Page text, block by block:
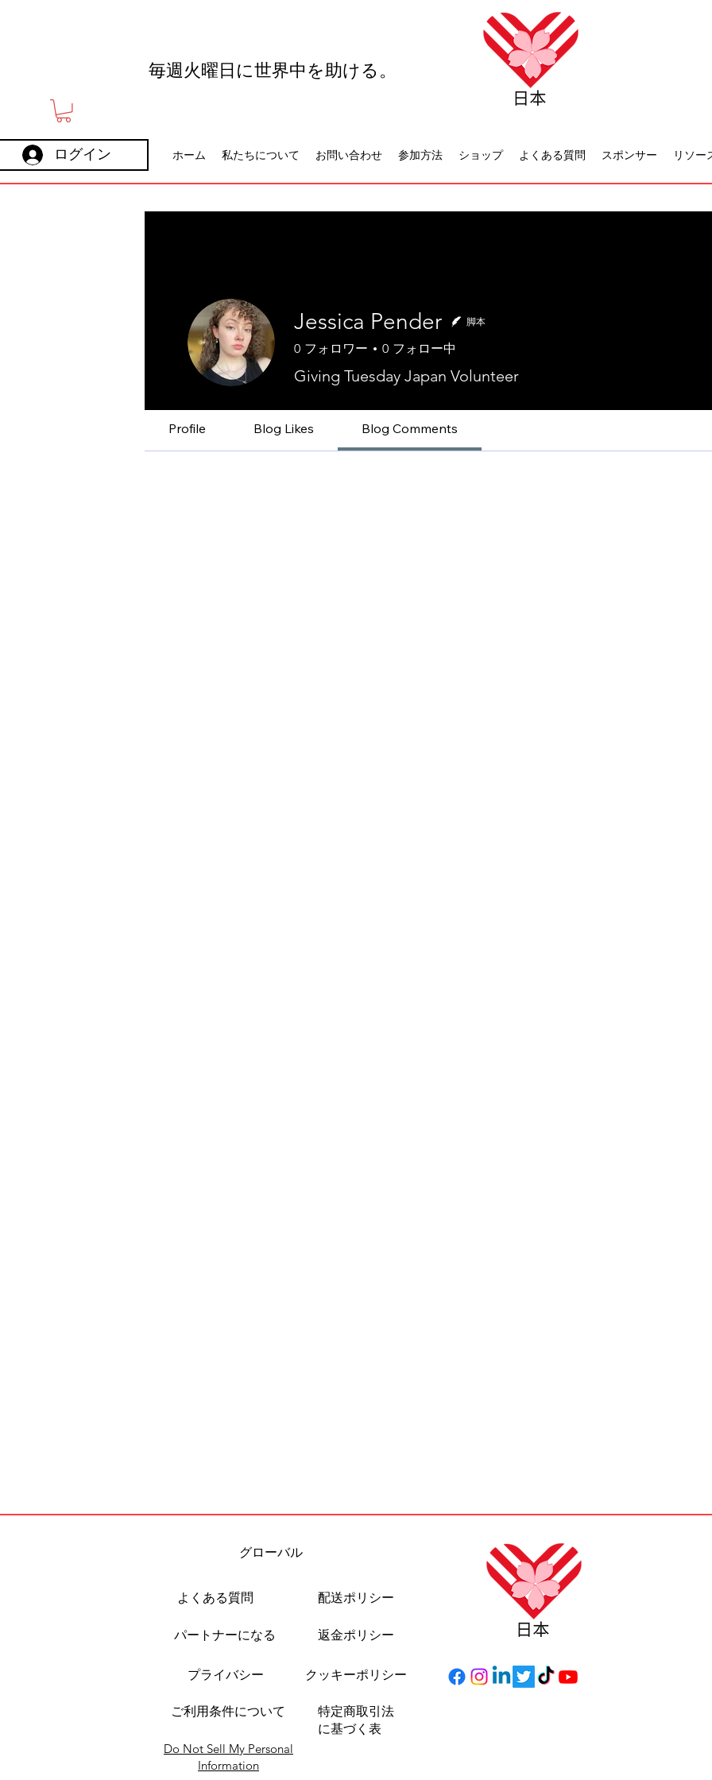
毎週火曜日に世界中を助ける。
ログイン ホーム 私たちについて お問い合わせ 参加方法 ショップ よくある質問 スポンサー リソー
Jessica Pender 脚本
0 フォロワー 0 フォロー中
Giving Tuesday Japan Volunteer
Profile Blog Likes Blog Comments
グローバル
よくある質問
パートナーになる
プライバシー
ご利用条件について
配送ポリシー
返金ポリシー
クッキーポリシー
特定商取引法
に基づく表
Do Not Sell My Personal
Information